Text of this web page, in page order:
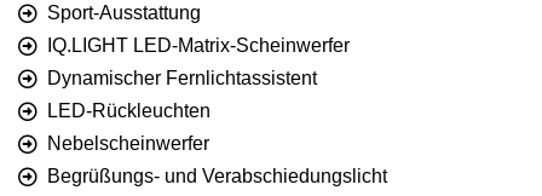
Sport-Ausstattung
IQ.LIGHT LED-Matrix-Scheinwerfer
Dynamischer Fernlichtassistent
LED-Rückleuchten
Nebelscheinwerfer
Begrüßungs- und Verabschiedungslicht